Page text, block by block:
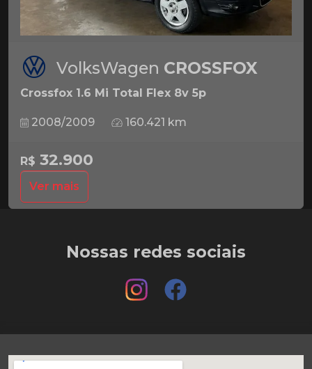
VolksWagen CROSSFOX
Crossfox 1.6 Mi Total Flex 8v 5p
2008/2009 160.421 km
R$ 32.900
Ver mais
Nossas redes sociais